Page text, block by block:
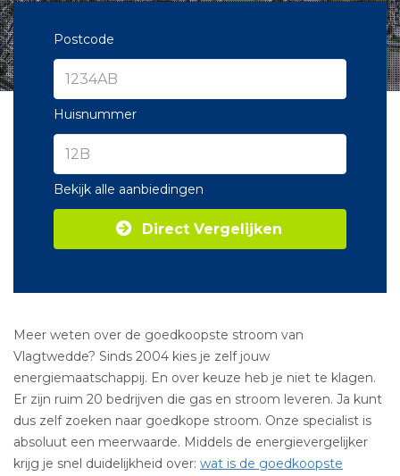
Postcode
Huisnummer
Bekijk alle aanbiedingen
Direct Vergelijken
Meer weten over de goedkoopste stroom van
Vlagtwedde? Sinds 2004 kies je zelf jouw
energiemaatschappij. En over keuze heb je niet te klagen.
Er zijn ruim 20 bedrijven die gas en stroom leveren. Ja kunt
dus zelf zoeken naar goedkope stroom. Onze specialist is
absoluut een meerwaarde. Middels de energievergelijker
krijg je snel duidelijkheid over: wat is de goedkoopste